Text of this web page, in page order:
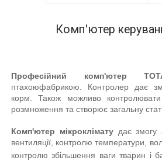
Комп'ютер
Професійний комп'ютер
птахоюфабрикою. Контролер дає
корм. Також можливо
розмноження та створює загальну
Комп'ютер мікрокліматудає змогу
вентиляції, контролю температури,
контролю збільшення ваги тварин